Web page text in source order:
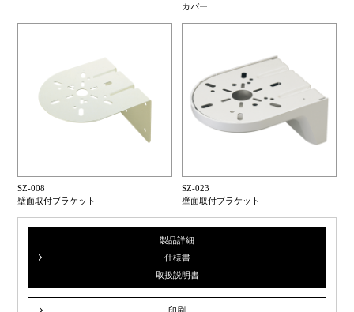
カバー
SZ-008
壁面取付ブラケット
SZ-023
壁面取付ブラケット
製品詳細
仕様書
取扱説明書